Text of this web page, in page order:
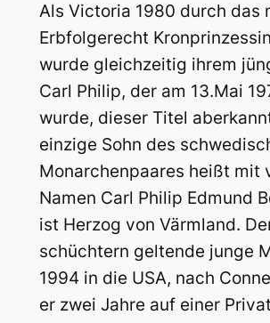
Als Victoria 1980 durch das
Erbfolgerecht
wurde gleichzeitig ihrem
Carl Philip, der am 13.Mai
wurde, dieser Titel
einzige Sohn des
Monarchenpaares heißt mit
Namen Carl Philip Edmund
ist Herzog von Värmland.
schüchtern geltende junge
1994 in die USA, nach
er zwei Jahre auf einer